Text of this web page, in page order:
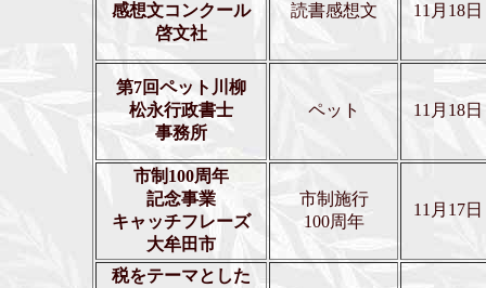
感想文コンクール
啓文社
読書感想文 11月18日
第7回ペット川柳
松永行政書士
事務所
ペット 11月18日
市制100周年
記念事業
キャッチフレーズ
大牟田市
市制施行
100周年
11月17日
税をテーマとした